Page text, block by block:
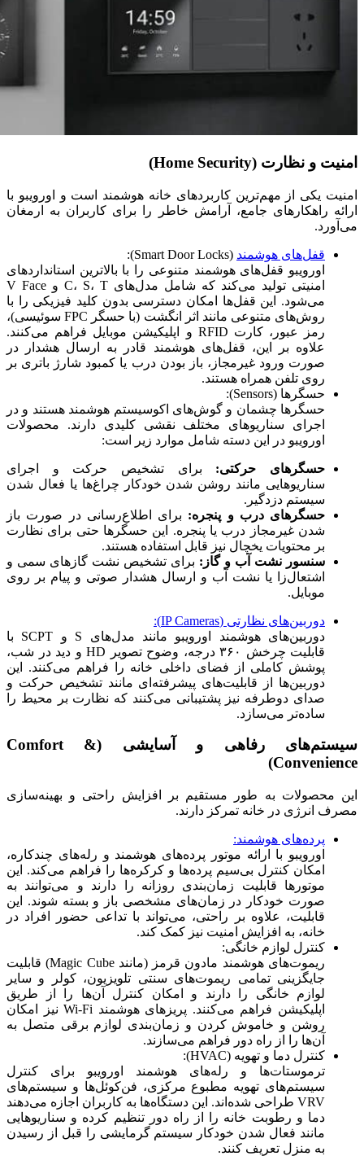
امنیت و نظارت (Home Security)
امنیت یکی از مهم‌ترین کاربردهای خانه هوشمند است و اورویبو با
ارائه راهکارهای جامع، آرامش خاطر را برای کاربران به ارمغان
می‌آورد.
قفل‌های هوشمند (Smart Door Locks):
اورویبو قفل‌های هوشمند متنوعی را با بالاترین استانداردهای
امنیتی تولید می‌کند که شامل مدل‌های C، S، T و V Face
می‌شود. این قفل‌ها امکان دسترسی بدون کلید فیزیکی را با
روش‌های متنوعی مانند اثر انگشت (با حسگر FPC سوئیسی)،
رمز عبور، کارت RFID و اپلیکیشن موبایل فراهم می‌کنند.
علاوه بر این، قفل‌های هوشمند قادر به ارسال هشدار در
صورت ورود غیرمجاز، باز بودن درب یا کمبود شارژ باتری بر
روی تلفن همراه هستند.
حسگرها (Sensors):
حسگرها چشمان و گوش‌های اکوسیستم هوشمند هستند و در
اجرای سناریوهای مختلف نقشی کلیدی دارند. محصولات
اورویبو در این دسته شامل موارد زیر است:
حسگرهای حرکتی: برای تشخیص حرکت و اجرای
سناریوهایی مانند روشن شدن خودکار چراغ‌ها یا فعال شدن
سیستم دزدگیر.
حسگرهای درب و پنجره: برای اطلاع‌رسانی در صورت باز
شدن غیرمجاز درب یا پنجره. این حسگرها حتی برای نظارت
بر محتویات یخچال نیز قابل استفاده هستند.
سنسور نشت آب و گاز: برای تشخیص نشت گازهای سمی و
اشتعال‌زا یا نشت آب و ارسال هشدار صوتی و پیام بر روی
موبایل.
دوربین‌های نظارتی (IP Cameras):
دوربین‌های هوشمند اورویبو مانند مدل‌های S و SCPT با
قابلیت چرخش ۳۶۰ درجه، وضوح تصویر HD و دید در شب،
پوشش کاملی از فضای داخلی خانه را فراهم می‌کنند. این
دوربین‌ها از قابلیت‌های پیشرفته‌ای مانند تشخیص حرکت و
صدای دوطرفه نیز پشتیبانی می‌کنند که نظارت بر محیط را
ساده‌تر می‌سازد.
سیستم‌های رفاهی و آسایشی (Comfort &
Convenience)
این محصولات به طور مستقیم بر افزایش راحتی و بهینه‌سازی
مصرف انرژی در خانه تمرکز دارند.
پرده‌های هوشمند:
اورویبو با ارائه موتور پرده‌های هوشمند و رله‌های چندکاره،
امکان کنترل بی‌سیم پرده‌ها و کرکره‌ها را فراهم می‌کند. این
موتورها قابلیت زمان‌بندی روزانه را دارند و می‌توانند به
صورت خودکار در زمان‌های مشخصی باز و بسته شوند. این
قابلیت، علاوه بر راحتی، می‌تواند با تداعی حضور افراد در
خانه، به افزایش امنیت نیز کمک کند.
کنترل لوازم خانگی:
ریموت‌های هوشمند مادون قرمز (مانند Magic Cube) قابلیت
جایگزینی تمامی ریموت‌های سنتی تلویزیون، کولر و سایر
لوازم خانگی را دارند و امکان کنترل آن‌ها را از طریق
اپلیکیشن فراهم می‌کنند. پریزهای هوشمند Wi-Fi نیز امکان
روشن و خاموش کردن و زمان‌بندی لوازم برقی متصل به
آن‌ها را از راه دور فراهم می‌سازند.
کنترل دما و تهویه (HVAC):
ترموستات‌ها و رله‌های هوشمند اورویبو برای کنترل
سیستم‌های تهویه مطبوع مرکزی، فن‌کوئل‌ها و سیستم‌های
VRV طراحی شده‌اند. این دستگاه‌ها به کاربران اجازه می‌دهند
دما و رطوبت خانه را از راه دور تنظیم کرده و سناریوهایی
مانند فعال شدن خودکار سیستم گرمایشی را قبل از رسیدن
به منزل تعریف کنند.